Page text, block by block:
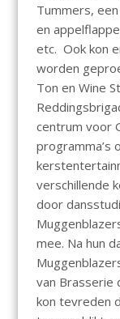
Tummers, een
en
etc. Ook kon
worden
Ton en Wine
centrum voor
programma’s
verschillende
door
mee. Na hun
van Brasserie
kon tevreden